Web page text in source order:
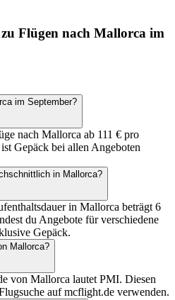
Flügen nach Mallorca im
im September?
nach Mallorca ab 111 € pro
Gepäck bei allen Angeboten
in Mallorca?
in Mallorca beträgt 6
du Angebote für verschiedene
Gepäck.
Mallorca?
von Mallorca lautet PMI. Diesen
auf mcflight.de verwenden.